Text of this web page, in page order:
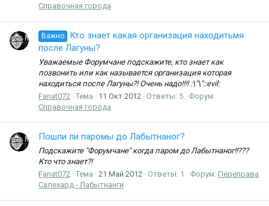
Справочная города
Важно
Кто знает какая организация находитьмя
после Лагуны?
Уважаемые Форумчане подскажите, кто знает как
позвонить или как называется организация которая
находиться после Лагуны?! Очень надо!!!! :\"\"::evil:
Fanat072
Тема 11 Окт 2012 Ответы: 5
Форум:
Справочная города
Пошли ли паромы до Лабытнаног?
Подскажите "Форумчане" когда паром до Лабытнаног!!???
Кто что знает?!
Fanat072
Тема 21 Май 2012 Ответы: 1 Форум: Переправа
Салехард - Лабытнанги